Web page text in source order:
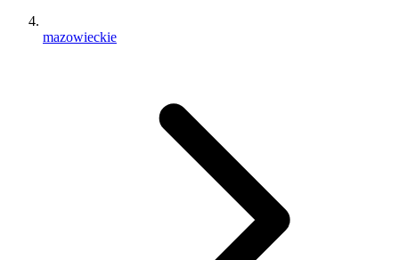
mazowieckie